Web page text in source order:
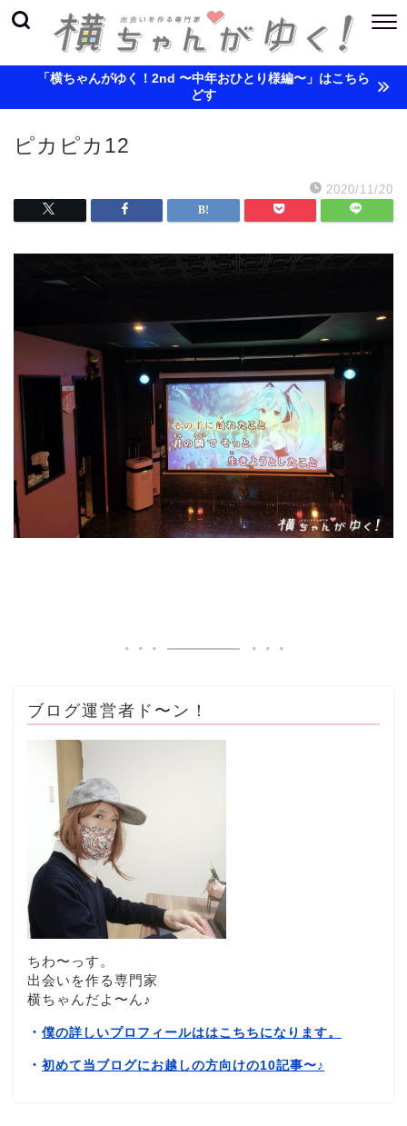
「横ちゃんがゆく！2nd 〜中年おひとり様編〜」はこちら
どす
ピカピカ12
2020/11/20
ブログ運営者ド〜ン！
ちわ〜っす。
出会いを作る専門家
横ちゃんだよ〜ん♪
・ 僕の詳しいプロフィールははこちちになります。
・ 初めて当ブログにお越しの方向けの10記事〜♪